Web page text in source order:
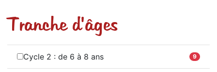
Tranche d'âges
Cycle 2 : de 6 à 8 ans 9